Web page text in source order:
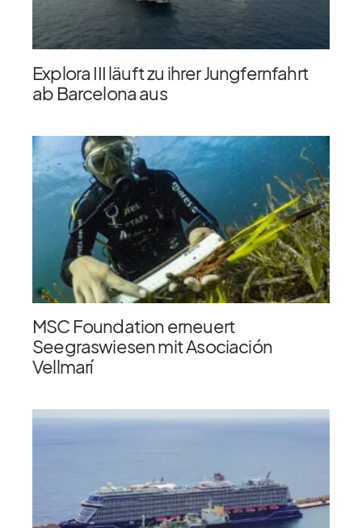
Explora III läuft zu ihrer Jungfernfahrt
ab Barcelona aus
MSC Foundation erneuert
Seegraswiesen mit Asociación
Vellmarí